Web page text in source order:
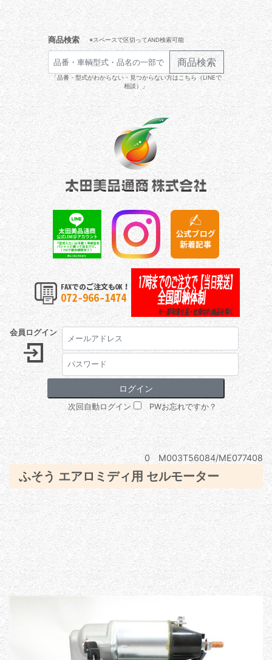
商品検索 ※スペースで区切ってAND検索可能
商品検索
「品番・型式がわからない・見つからない方はこちら（LINEで
相談）」
会員ログイン
次回自動ログイン PWお忘れですか？
0 M003T56084/ME077408
ふそう エアロミディ用 セルモーター